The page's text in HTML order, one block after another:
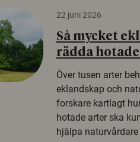
22 juni 2026
Så mycket
rädda
Över tusen arter
eklandskap och
forskare kartlagt
hotade arter ska
hjälpa